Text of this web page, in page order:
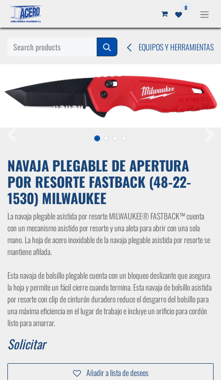
Ir al contenido 0
EQUIPOS Y HERRAMIENTAS
NAVAJA PLEGABLE DE APERTURA
POR RESORTE FASTBACK (48-22-
1530) MILWAUKEE
La navaja plegable asistida por resorte MILWAUKEE® FASTBACK™ cuenta
con un mecanismo asistido por resorte y una aleta para abrir con una sola
mano. La hoja de acero inoxidable de la navaja plegable asistida por resorte se
mantiene afilada.
Esta navaja de bolsillo plegable cuenta con un bloqueo deslizante que asegura
la hoja y permite un fácil cierre cuando termina. Esta navaja de bolsillo asistida
por resorte con clip de cinturón duradero reduce el desgarro del bolsillo para
una máxima eficiencia en el lugar de trabajo e incluye un orificio para cordón
listo para amarrar.
Solicitar
Añadir a lista de deseos